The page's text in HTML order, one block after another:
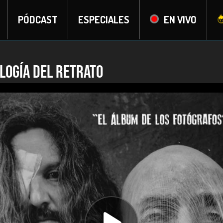
PÓDCAST ESPECIALES EN VIVO
del retrato